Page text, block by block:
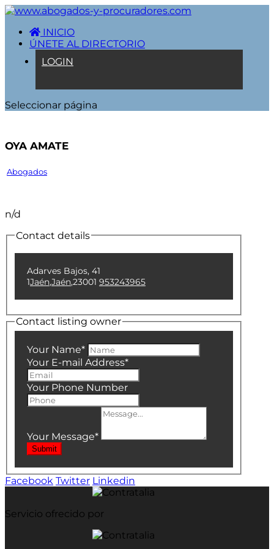
INICIO
ÚNETE AL DIRECTORIO
LOGIN
Seleccionar página
OYA AMATE
Abogados
n/d
Contact details
Adarves Bajos, 41
1Jaén,Jaén,23001 953243965
Contact listing owner
Your Name*
Your E-mail Address*
Your Phone Number
Your Message*
Submit
Facebook Twitter Linkedin
Servicio ofrecido por